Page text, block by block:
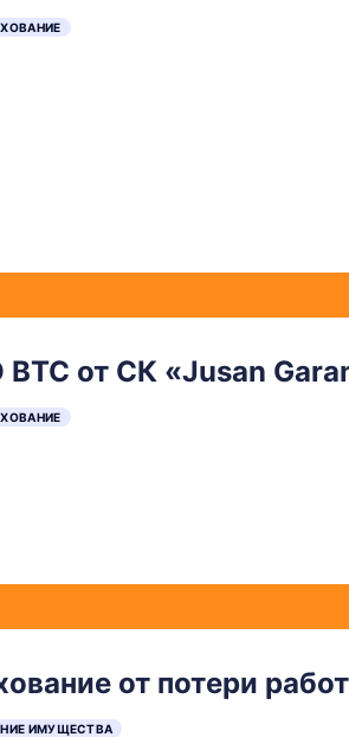
от СК «Jusan
от потери
ИМУЩЕСТВА